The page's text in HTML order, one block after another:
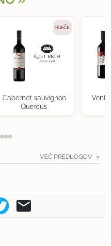
RDEČE
Cabernet sauvignon
Quercus
VEČ PREDLOGOV